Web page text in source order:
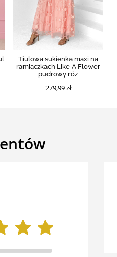
Tiulowa sukienka maxi na
ramiączkach Like A Flower
pudrowy róż
279,99 zł